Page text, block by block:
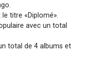
le titre Diplomé .
avec un total
total de 4 albums et